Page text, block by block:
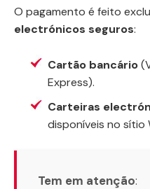
O pagamento é feito
electrónicos seguros:
Cartão bancário
Express).
Carteiras
disponíveis no sítio
Tem em atenção: